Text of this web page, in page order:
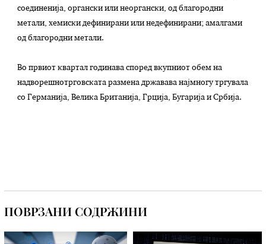
соединенија, органски или неоргански, од благородни
метали, хемиски дефинирани или недефинирани; амалгами
од благородни метали.
Во првиот квартал годинава според вкупниот обем на
надворешнотрговската размена државава најмногу тргувала
со Германија, Велика Британија, Грција, Бугарија и Србија.
ПОВРЗАНИ СОДРЖИНИ